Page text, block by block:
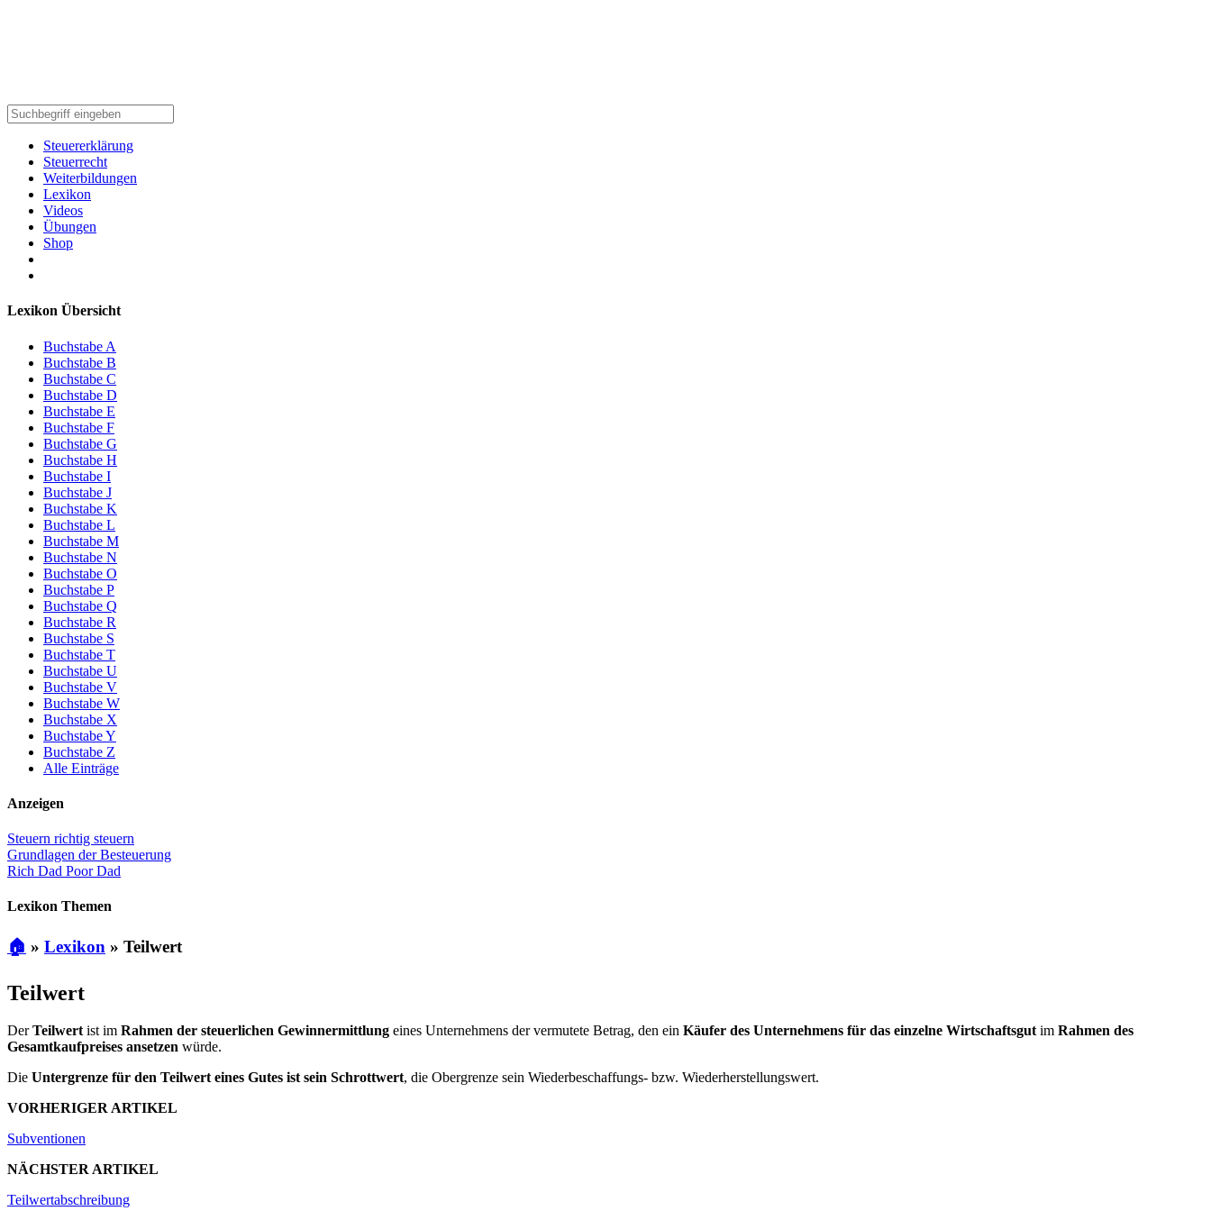
Steuererklärung
Steuerrecht
Weiterbildungen
Lexikon
Videos
Übungen
Shop
Lexikon Übersicht
Buchstabe A
Buchstabe B
Buchstabe C
Buchstabe D
Buchstabe E
Buchstabe F
Buchstabe G
Buchstabe H
Buchstabe I
Buchstabe J
Buchstabe K
Buchstabe L
Buchstabe M
Buchstabe N
Buchstabe O
Buchstabe P
Buchstabe Q
Buchstabe R
Buchstabe S
Buchstabe T
Buchstabe U
Buchstabe V
Buchstabe W
Buchstabe X
Buchstabe Y
Buchstabe Z
Alle Einträge
Anzeigen
Steuern richtig steuern
Grundlagen der Besteuerung
Rich Dad Poor Dad
Lexikon Themen
🏠 » Lexikon » Teilwert
Teilwert
DerTeilwertist im Rahmen der steuerlichen Gewinnermittlung eines Unternehmens der vermutete Betrag, den ein Käufer des Unternehmens für das einzelne Wirtschaftsgutim Rahmen des
Gesamtkaufpreises ansetzen würde.
Die Untergrenze für den Teilwert eines Gutes ist sein Schrottwert, die Obergrenze sein Wiederbeschaffungs- bzw. Wiederherstellungswert.
VORHERIGER ARTIKEL
Subventionen
NÄCHSTER ARTIKEL
Teilwertabschreibung